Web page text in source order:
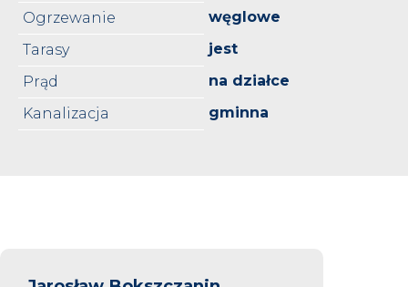
Ogrzewanie
węglowe
Tarasy
jest
Prąd
na działce
Kanalizacja
gminna